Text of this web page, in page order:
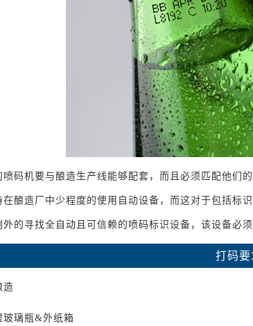
喷码机要与酿造生产线能够配套，而且必须匹配他们
在酿造厂中少程度的使用自动设备，而这对于包括标
外的寻找全自动且可信赖的喷码标识设备，该设备必须
打码要
造
玻璃瓶&外纸箱